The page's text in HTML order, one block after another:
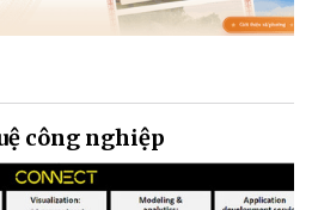
công nghiệp